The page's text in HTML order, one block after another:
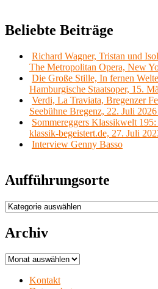
Beliebte Beiträge
Richard Wagner, Tristan und
The Metropolitan Opera, New
Die Große Stille, In fernen
Hamburgische Staatsoper, 15.
Verdi, La Traviata, Bregenzer
Seebühne Bregenz, 22. Juli
Sommereggers Klassikwelt
klassik-begeistert.de, 27. Juli
Interview Genny Basso
Aufführungsorte
Aufführungsorte
Archiv
Archiv
Kontakt